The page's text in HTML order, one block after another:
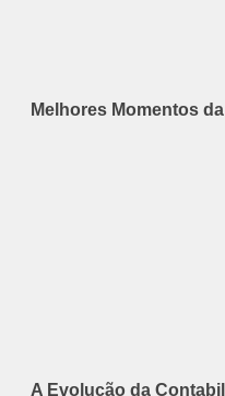
Melhores Momentos
A Evolução da